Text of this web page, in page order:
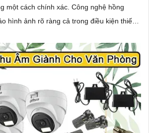
chính xác. Công nghệ hồng
hình ảnh rõ ràng cả trong điều kiện thiếu